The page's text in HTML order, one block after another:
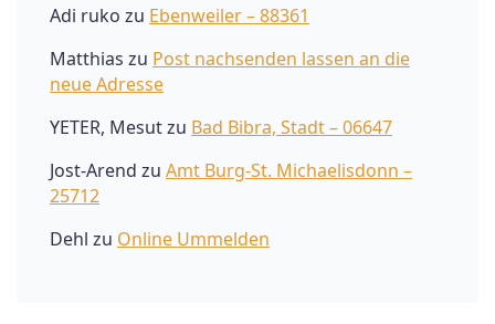
Adi ruko zu Ebenweiler – 88361
Matthias zu Post nachsenden lassen an die
neue Adresse
YETER, Mesutzu Bad Bibra, Stadt – 06647
Jost-Arend zu Amt Burg-St. Michaelisdonn –
25712
Dehl zu Online Ummelden